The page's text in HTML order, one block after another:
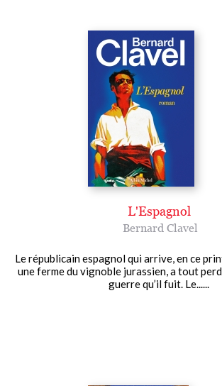
L'Espagnol
Bernard Clavel
Le républicain espagnol qui arrive, en ce
une ferme du vignoble jurassien, a tout
guerre qu’il fuit. Le......